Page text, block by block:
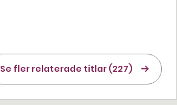
Se fler relaterade titlar (227)